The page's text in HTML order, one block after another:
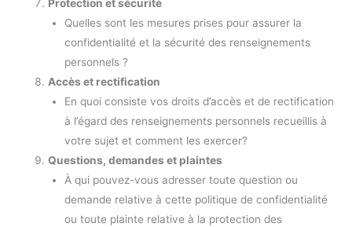
Protection et sécurité
Quelles sont les mesures prises pour assurer la
confidentialité et la sécurité des renseignements
personnels ?
Accès et rectification
En quoi consiste vos droits d’accès et de rectification
à l’égard des renseignements personnels recueillis à
votre sujet et comment les exercer?
Questions, demandes et plaintes
À qui pouvez-vous adresser toute question ou
demande relative à cette politique de confidentialité
ou toute plainte relative à la protection des